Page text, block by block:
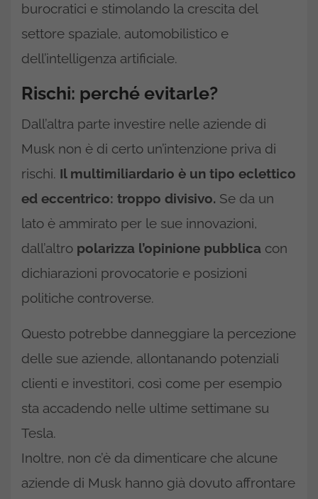
burocratici e stimolando la crescita del
settore spaziale, automobilistico e
dell’intelligenza artificiale.
Rischi: perché evitarle?
Dall’altra parte investire nelle aziende di
Musk non è di certo un’intenzione priva di
rischi. Il multimiliardario è un tipo eclettico
ed eccentrico: troppo divisivo. Se da un
lato è ammirato per le sue innovazioni,
dall’altro polarizza l’opinione pubblica con
dichiarazioni provocatorie e posizioni
politiche controverse.
Questo potrebbe danneggiare la percezione
delle sue aziende, allontanando potenziali
clienti e investitori, così come per esempio
sta accadendo nelle ultime settimane su
Tesla.
Inoltre, non c’è da dimenticare che alcune
aziende di Musk hanno già dovuto affrontare